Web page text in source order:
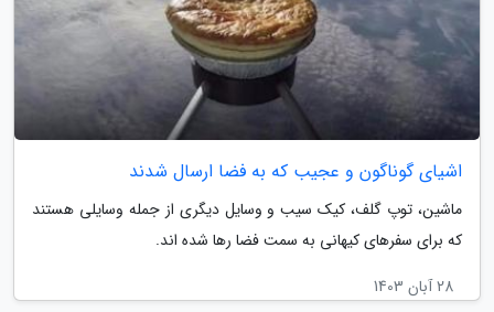
اشیای گوناگون و عجیب که به فضا ارسال شدند
ماشین، توپ گلف، کیک سیب و وسایل دیگری از جمله وسایلی هستند
که برای سفرهای کیهانی به سمت فضا رها شده اند.
28 آبان 1403